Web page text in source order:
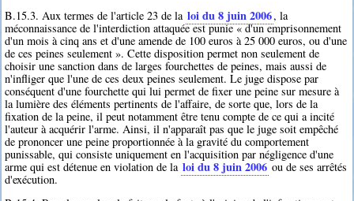
B.15.3. Aux termes de l'article 23 de la loi du 8 juin 2006, la
méconnaissance de l'interdiction attaquée est punie « d'un emprisonnement
d'un mois à cinq ans et d'une amende de 100 euros à 25 000 euros, ou d'une
de ces peines seulement ». Cette disposition permet non seulement de
choisir une sanction dans de larges fourchettes de peines, mais aussi de
n'infliger que l'une de ces deux peines seulement. Le juge dispose par
conséquent d'une fourchette qui lui permet de fixer une peine sur mesure à
la lumière des éléments pertinents de l'affaire, de sorte que, lors de la
fixation de la peine, il peut notamment être tenu compte de ce qui a incité
l'auteur à acquérir l'arme. Ainsi, il n'apparaît pas que le juge soit empêché
de prononcer une peine proportionnée à la gravité du comportement
punissable, qui consiste uniquement en l'acquisition par négligence d'une
arme qui est détenue en violation de la loi du 8 juin 2006 ou de ses arrêtés
d'exécution.